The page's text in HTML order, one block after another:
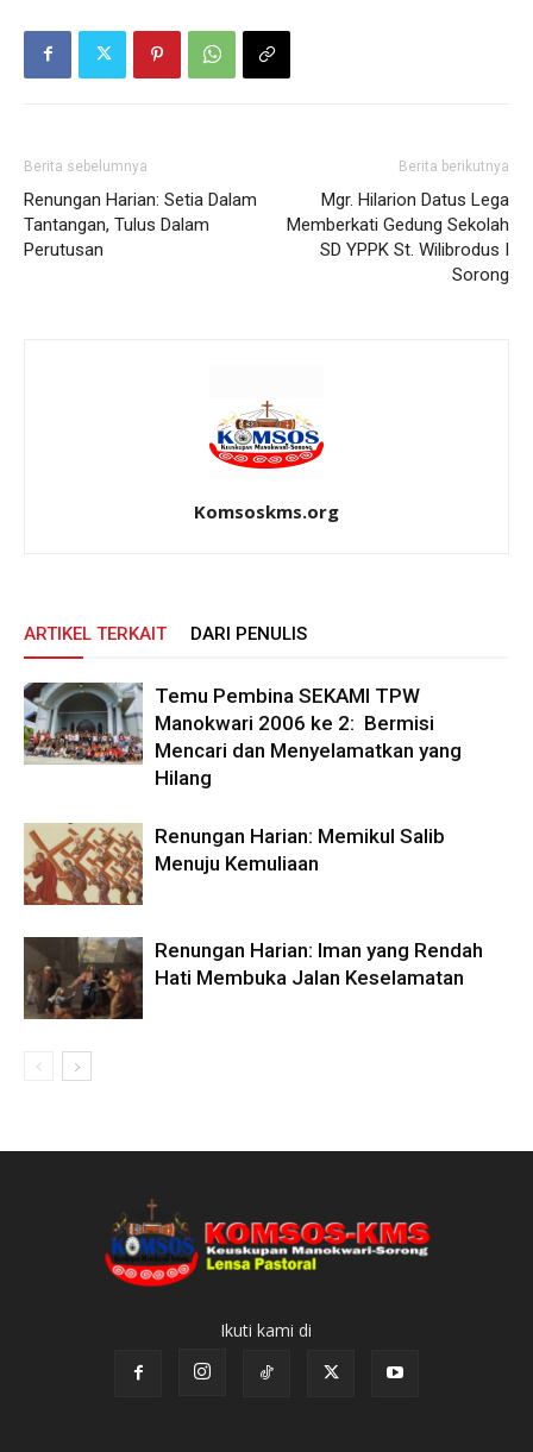
Berita sebelumnya
Renungan Harian: Setia Dalam
Tantangan, Tulus Dalam
Perutusan
Berita berikutnya
Mgr. Hilarion Datus Lega
Memberkati Gedung Sekolah
SD YPPK St. Wilibrodus I
Sorong
Komsoskms.org
ARTIKEL TERKAIT DARI PENULIS
Temu Pembina SEKAMI TPW
Manokwari 2006 ke 2: Bermisi
Mencari dan Menyelamatkan yang
Hilang
Renungan Harian: Memikul Salib
Menuju Kemuliaan
Renungan Harian: Iman yang Rendah
Hati Membuka Jalan Keselamatan
Ikuti kami di